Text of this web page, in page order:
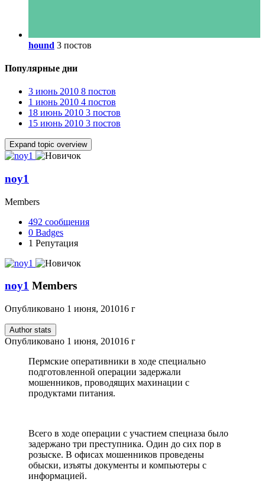
hound 3 постов
Популярные дни
3 июнь 2010 8 постов
1 июнь 2010 4 постов
18 июнь 2010 3 постов
15 июнь 2010 3 постов
Expand topic overview
noy1
Members
492 сообщения
0 Badges
1 Репутация
noy1 Members
Опубликовано 1 июня, 201016 г
Author stats
Опубликовано 1 июня, 201016 г
Пермские оперативники в ходе специально
подготовленной операции задержали
мошенников, проводящих махинации с
продуктами питания.
Всего в ходе операции с участием спецназа было
задержано три преступника. Один до сих пор в
розыске. В офисах мошенников проведены
обыски, изъяты документы и компьютеры с
информацией.